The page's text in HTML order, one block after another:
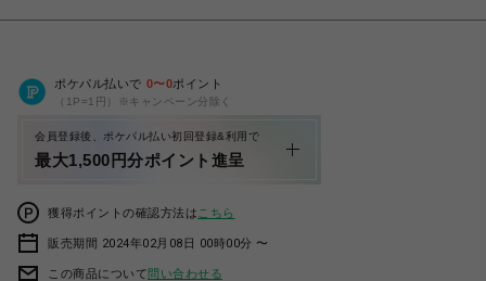
ポケパル払いで 0〜0ポイント
（1P=1円）※キャンペーン分除く
会員登録後、ポケパル払い初回登録&利用で
最大1,500円分ポイント進呈
獲得ポイントの確認方法は こちら
販売期間 2024年02月08日 00時00分 〜
この商品について問い合わせる